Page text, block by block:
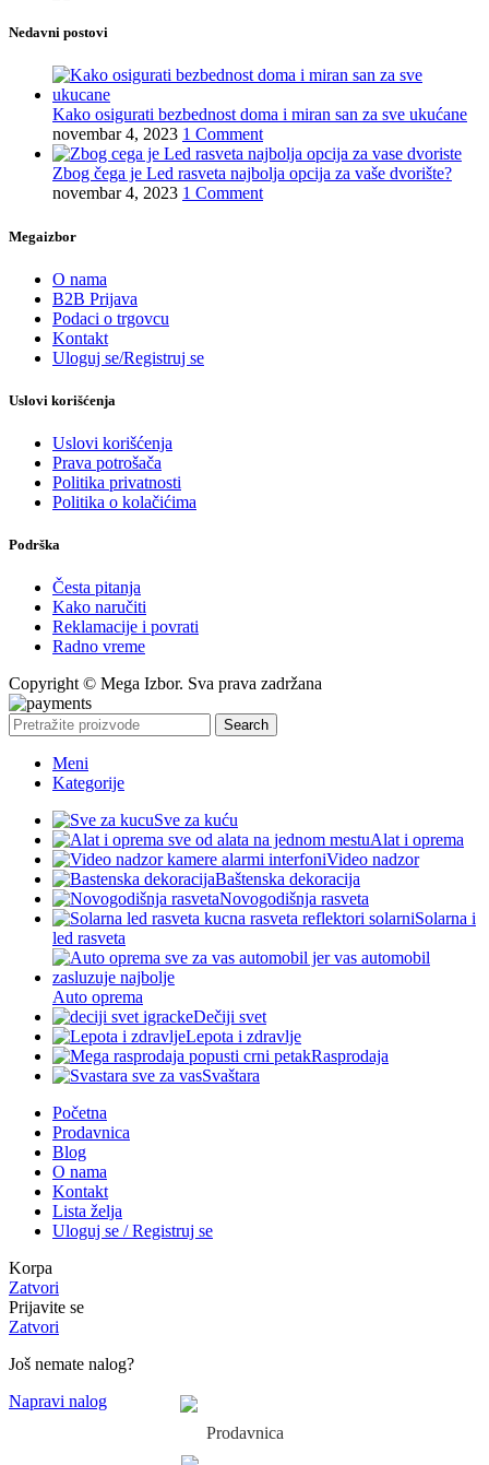
Nedavni postovi
Kako osigurati bezbednost doma i miran san za sve ukućane
novembar 4, 2023 1 Comment
Zbog čega je Led rasveta najbolja opcija za vaše dvorište?
novembar 4, 2023 1 Comment
Megaizbor
O nama
B2B Prijava
Podaci o trgovcu
Kontakt
Uloguj se/Registruj se
Uslovi korišćenja
Uslovi korišćenja
Prava potrošača
Politika privatnosti
Politika o kolačićima
Podrška
Česta pitanja
Kako naručiti
Reklamacije i povrati
Radno vreme
Copyright © Mega Izbor. Sva prava zadržana
Search
Meni
Kategorije
Sve za kuću
Alat i oprema
Video nadzor
Baštenska dekoracija
Novogodišnja rasveta
Solarna i
led rasveta
Auto oprema
Dečiji svet
Lepota i zdravlje
Rasprodaja
Svaštara
Početna
Prodavnica
Blog
O nama
Kontakt
Lista želja
Uloguj se / Registruj se
Korpa
Zatvori
Prijavite se
Zatvori
Još nemate nalog?
Napravi nalog
Prodavnica